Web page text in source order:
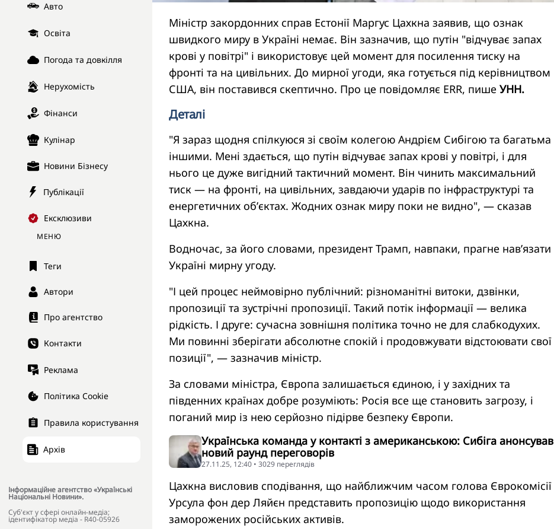
Авто
Освіта
Погода та довкілля
Нерухомість
Фінанси
Кулінар
Новини Бізнесу
Публікації
Ексклюзиви
МЕНЮ
Теги
Автори
Про агентство
Контакти
Реклама
Політика Cookie
Правила користування
Архів
Інформаційне агентство «Українські
Національні Новини».
Cуб'єкт у сфері онлайн-медіа;
ідентифікатор медіа - R40-05926
Міністр закордонних справ Естонії Маргус Цахкна заявив, що ознак
швидкого миру в Україні немає. Він зазначив, що путін "відчуває запах
крові у повітрі" і використовує цей момент для посилення тиску на
фронті та на цивільних. До мирної угоди, яка готується під керівництвом
США, він поставився скептично. Про це повідомляє ERR, пише УНН.
Деталі
"Я зараз щодня спілкуюся зі своїм колегою Андрієм Сибігою та багатьма
іншими. Мені здається, що путін відчуває запах крові у повітрі, і для
нього це дуже вигідний тактичний момент. Він чинить максимальний
тиск — на фронті, на цивільних, завдаючи ударів по інфраструктурі та
енергетичних об’єктах. Жодних ознак миру поки не видно", — сказав
Цахкна.
Водночас, за його словами, президент Трамп, навпаки, прагне нав’язати
Україні мирну угоду.
"І цей процес неймовірно публічний: різноманітні витоки, дзвінки,
пропозиції та зустрічні пропозиції. Такий потік інформації — велика
рідкість. І друге: сучасна зовнішня політика точно не для слабкодухих.
Ми повинні зберігати абсолютне спокій і продовжувати відстоювати свої
позиції", — зазначив міністр.
За словами міністра, Європа залишається єдиною, і у західних та
південних країнах добре розуміють: Росія все ще становить загрозу, і
поганий мир із нею серйозно підірве безпеку Європи.
Українська команда у контакті з американською: Сибіга анонсував
новий раунд переговорів
27.11.25, 12:40 • 3029 переглядiв
Цахкна висловив сподівання, що найближчим часом голова Єврокомісії
Урсула фон дер Ляйєн представить пропозицію щодо використання
заморожених російських активів.